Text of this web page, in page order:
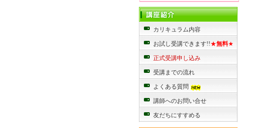
カリキュラム内容
お試し受講できます!!★無料★
正式受講申し込み
受講までの流れ
よくある質問
講師へのお問い合せ
友だちにすすめる